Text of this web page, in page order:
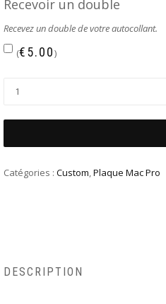
Recevoir un double
Recevez un double de votre autocollant.
(€5.00)
Catégories : Custom,Plaque Mac Pro
DESCRIPTION